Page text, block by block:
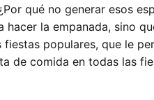
qué no generar esos
hacer la empanada, sino
populares, que le
de comida en todas las